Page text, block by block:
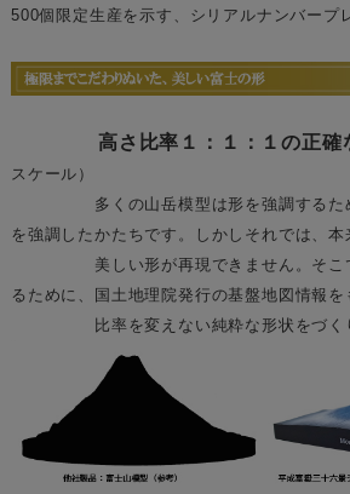
500個限定生産を示す、シリアルナンバープ
高さ比率１：１：１の正確
スケール）
多くの山岳模型は形を強調するため
を強調したかたちです。しかしそれでは、本
美しい形が再現できません。そこで
るために、国土地理院発行の基盤地図情報を
比率を変えない純粋な形状をづくり